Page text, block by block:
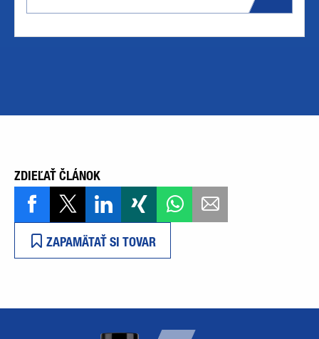
ZDIEĽAŤ ČLÁNOK
ZAPAMÄTAŤ SI TOVAR